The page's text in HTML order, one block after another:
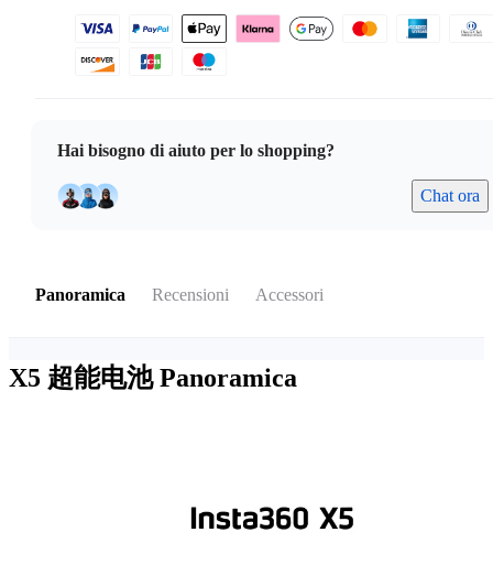
Hai bisogno di aiuto per lo shopping?
Chat ora
Panoramica Recensioni Accessori
X5 超能电池Panoramica